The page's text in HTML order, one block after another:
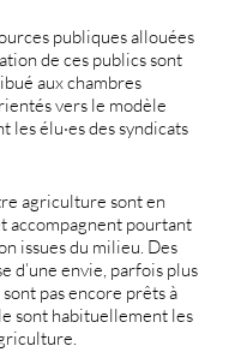
publiques allouées
de ces publics sont
aux chambres
vers le modèle
élu·es des syndicats
agriculture sont en
accompagnent pourtant
issues du milieu. Des
d’une envie, parfois plus
pas encore prêts à
sont habituellement les